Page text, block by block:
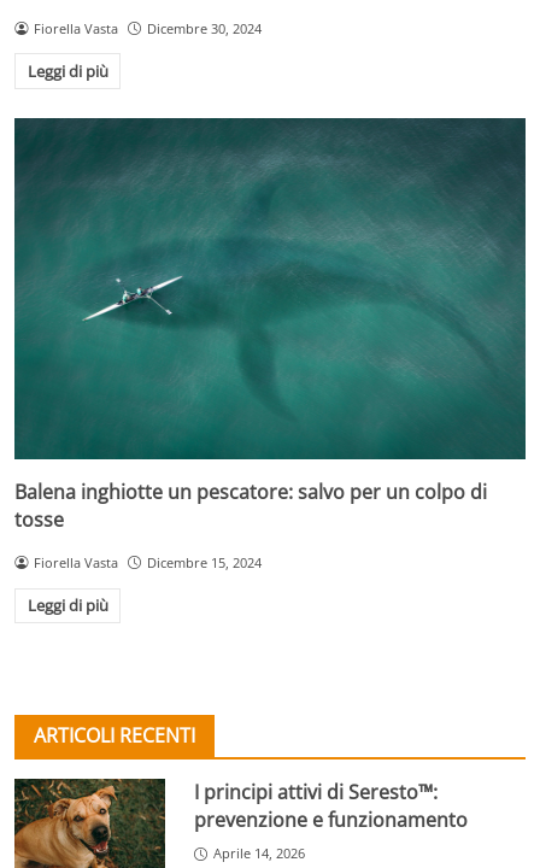
Fiorella Vasta Dicembre 30, 2024
Leggi di più
Balena inghiotte un pescatore: salvo per un colpo di
tosse
Fiorella Vasta Dicembre 15, 2024
Leggi di più
ARTICOLI RECENTI
I principi attivi di Seresto™:
prevenzione e funzionamento
Aprile 14, 2026